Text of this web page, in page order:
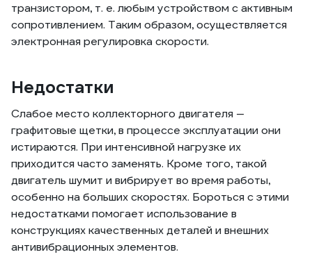
транзистором, т. е. любым устройством с активным
сопротивлением. Таким образом, осуществляется
электронная регулировка скорости.
Недостатки
Слабое место коллекторного двигателя —
графитовые щетки, в процессе эксплуатации они
истираются. При интенсивной нагрузке их
приходится часто заменять. Кроме того, такой
двигатель шумит и вибрирует во время работы,
особенно на больших скоростях. Бороться с этими
недостатками помогает использование в
конструкциях качественных деталей и внешних
антивибрационных элементов.